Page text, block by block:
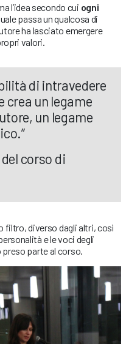
l’idea secondo cui ogni
passa un qualcosa di
ha lasciato emergere
valori.
di intravedere
crea un legame
un legame
corso di
diverso dagli altri, così
e le voci degli
preso parte al corso.